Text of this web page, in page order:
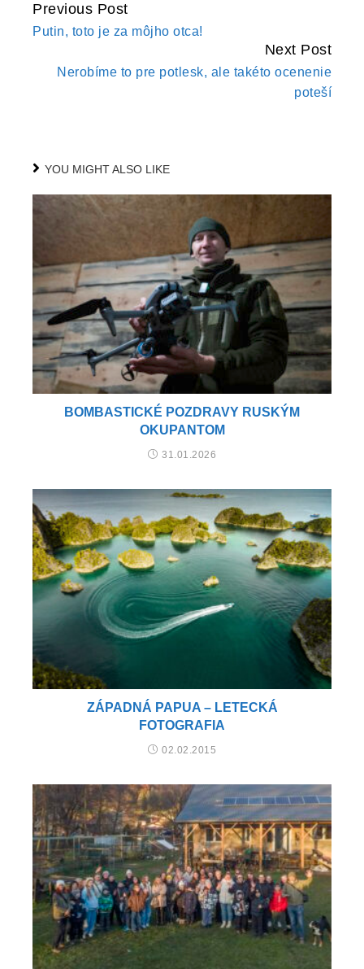
CONTINUE
READING
Previous Post
Putin, toto je za môjho otca!
Next Post
Nerobíme to pre potlesk, ale takéto ocenenie
poteší
YOU MIGHT ALSO LIKE
BOMBASTICKÉ POZDRAVY RUSKÝM
OKUPANTOM
31.01.2026
ZÁPADNÁ PAPUA – LETECKÁ
FOTOGRAFIA
02.02.2015